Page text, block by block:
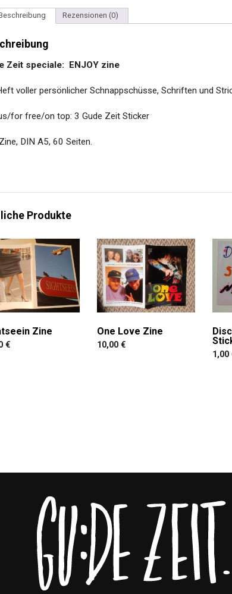
Rezensionen (0)
Zeit speciale: ENJOY zine
voller persönlicher Schnappschüsse, Schriften und
for free/on top: 3 Gude Zeit Sticker
DIN A5, 60 Seiten.
Produkte
Zine
€
One Love Zine
10,00 €
1,00